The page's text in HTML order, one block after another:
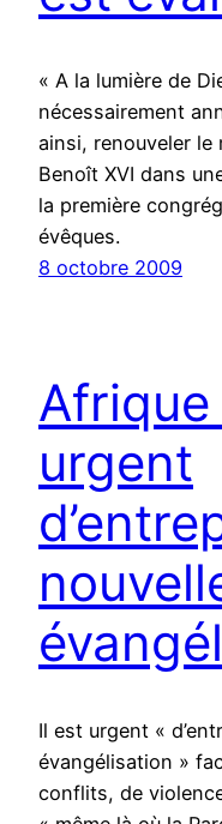
« A la lumière de
nécessairement
ainsi, renouveler le
Benoît XVI dans
la première
évêques.
8 octobre 2009
urgent
Il est urgent «
évangélisation »
conflits, de